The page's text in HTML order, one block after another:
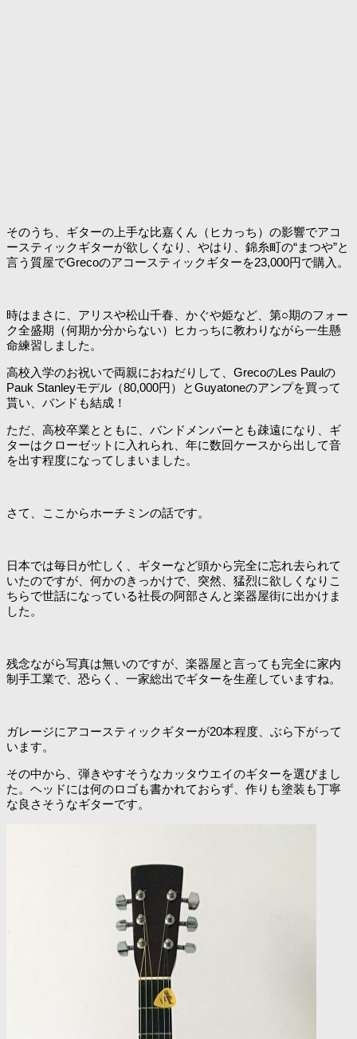
そのうち、ギターの上手な比嘉くん（ヒカっち）の影響でアコ
ースティックギターが欲しくなり、やはり、錦糸町の“まつや”と
言う質屋でGrecoのアコースティックギターを23,000円で購入。
時はまさに、アリスや松山千春、かぐや姫など、第○期のフォー
ク全盛期（何期か分からない）ヒカっちに教わりながら一生懸
命練習しました。
高校入学のお祝いで両親におねだりして、GrecoのLes Paulの
Pauk Stanleyモデル（80,000円）とGuyatoneのアンプを買って
貰い、バンドも結成！
ただ、高校卒業とともに、バンドメンバーとも疎遠になり、ギ
ターはクローゼットに入れられ、年に数回ケースから出して音
を出す程度になってしまいました。
さて、ここからホーチミンの話です。
日本では毎日が忙しく、ギターなど頭から完全に忘れ去られて
いたのですが、何かのきっかけで、突然、猛烈に欲しくなりこ
ちらで世話になっている社長の阿部さんと楽器屋街に出かけま
した。
残念ながら写真は無いのですが、楽器屋と言っても完全に家内
制手工業で、恐らく、一家総出でギターを生産していますね。
ガレージにアコースティックギターが20本程度、ぶら下がって
います。
その中から、弾きやすそうなカッタウエイのギターを選びまし
た。ヘッドには何のロゴも書かれておらず、作りも塗装も丁寧
な良さそうなギターです。